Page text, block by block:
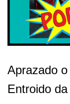
Aprazado
Entroido